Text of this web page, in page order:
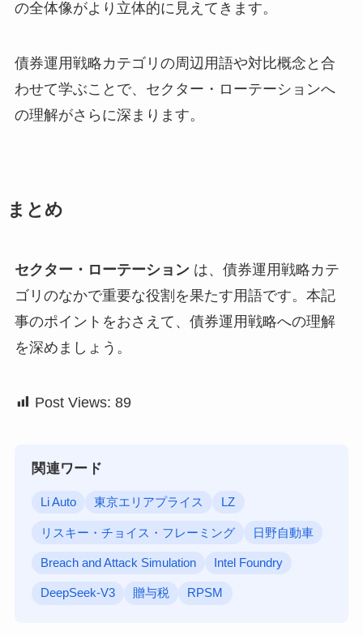
の全体像がより立体的に見えてきます。
債券運用戦略カテゴリの周辺用語や対比概念と合
わせて学ぶことで、セクター・ローテーションへ
の理解がさらに深まります。
まとめ
セクター・ローテーションは、債券運用戦略カテ
ゴリのなかで重要な役割を果たす用語です。本記
事のポイントをおさえて、債券運用戦略への理解
を深めましょう。
Post Views: 89
関連ワード
Li Auto 東京エリアプライス LZ
リスキー・チョイス・フレーミング 日野自動車
Breach and Attack Simulation Intel Foundry
DeepSeek-V3 贈与税 RPSM